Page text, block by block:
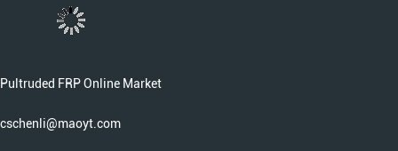
Pultruded FRP Online Market
cschenli@maoyt.com